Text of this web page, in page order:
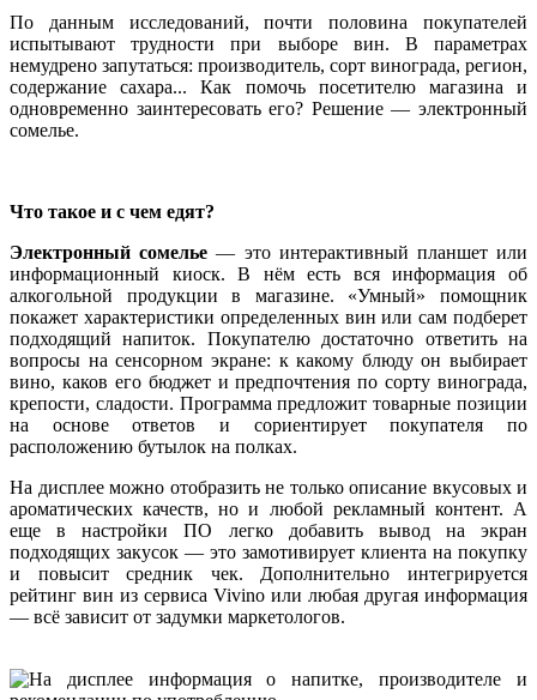
По данным исследований, почти половина покупателей
испытывают трудности при выборе вин. В параметрах
немудрено запутаться: производитель, сорт винограда, регион,
содержание сахара... Как помочь посетителю магазина и
одновременно заинтересовать его? Решение — электронный
сомелье.
Что такое и с чем едят?
Электронный сомелье — это интерактивный планшет или
информационный киоск. В нём есть вся информация об
алкогольной продукции в магазине. «Умный» помощник
покажет характеристики определенных вин или сам подберет
подходящий напиток. Покупателю достаточно ответить на
вопросы на сенсорном экране: к какому блюду он выбирает
вино, каков его бюджет и предпочтения по сорту винограда,
крепости, сладости. Программа предложит товарные позиции
на основе ответов и сориентирует покупателя по
расположению бутылок на полках.
На дисплее можно отобразить не только описание вкусовых и
ароматических качеств, но и любой рекламный контент. А
еще в настройки ПО легко добавить вывод на экран
подходящих закусок — это замотивирует клиента на покупку
и повысит средник чек. Дополнительно интегрируется
рейтинг вин из сервиса Vivino или любая другая информация
— всё зависит от задумки маркетологов.